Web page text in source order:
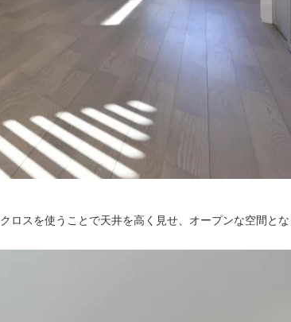
ロスを使うことで天井を高く見せ、オープンな空間と